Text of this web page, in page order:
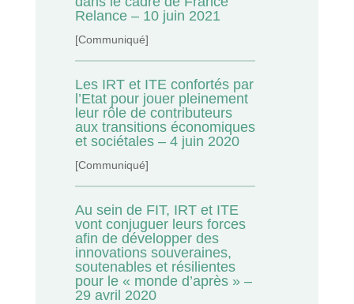
Relance – 10 juin 2021
[Communiqué]
Les IRT et ITE confortés par
l’Etat pour jouer pleinement
leur rôle de contributeurs
aux transitions économiques
et sociétales – 4 juin 2020
[Communiqué]
Au sein de FIT, IRT et ITE
vont conjuguer leurs forces
afin de développer des
innovations souveraines,
soutenables et résilientes
pour le « monde d’après » –
29 avril 2020